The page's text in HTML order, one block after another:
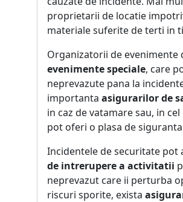
proprietarii de locatie
materiale suferite de terti in
Organizatorii de evenimente
evenimente speciale, care
neprevazute pana la
importanta asigurarilor de
in caz de vatamare sau, in
pot oferi o plasa de
Incidentele de securitate pot
de intrerupere a activitatii
neprevazut care ii perturba
riscuri sporite, exista